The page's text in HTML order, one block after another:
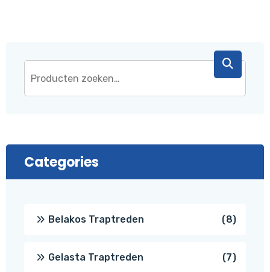
Categories
Belakos Traptreden 88
Gelasta Traptreden 77